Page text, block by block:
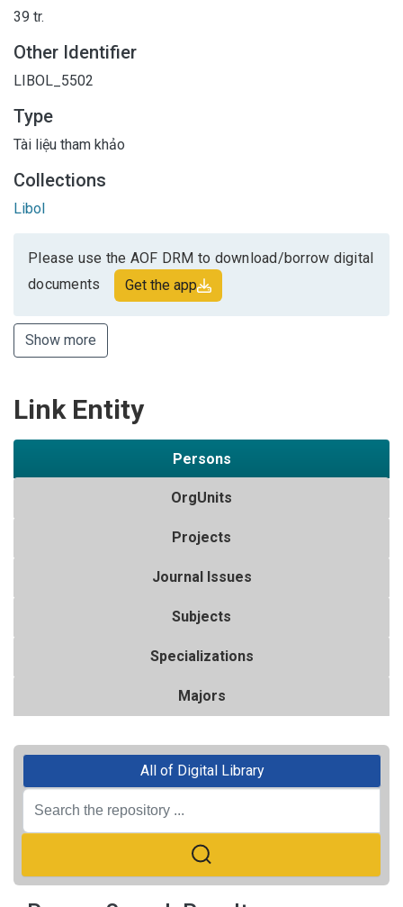
39 tr.
Other Identifier
LIBOL_5502
Type
Tài liệu tham khảo
Collections
Libol
Please use the AOF DRM to download/borrow digital
documents
Get the app
Show more
Link Entity
Persons
OrgUnits
Projects
Journal Issues
Subjects
Specializations
Majors
All of Digital Library